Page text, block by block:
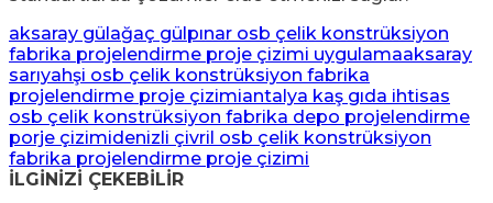
aksaray gülağaç gülpınar osb çelik konstrüksiyon
fabrika projelendirme proje çizimi uygulamaaksaray
sarıyahşi osb çelik konstrüksiyon fabrika
projelendirme proje çizimiantalya kaş gıda ihtisas
osb çelik konstrüksiyon fabrika depo projelendirme
porje çizimidenizli çivril osb çelik konstrüksiyon
fabrika projelendirme proje çizimi
İLGİNİZİ ÇEKEBİLİR